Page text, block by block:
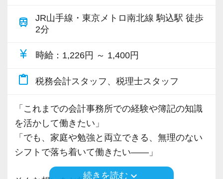
そのような方とお会いできることを楽しみにし
ています。
共に長く、お客様と組織を支えていける方のご
https://na-tax.jp/recruit/
う意欲のある方には、経験豊富な先輩や代表が
段階を踏んで丁寧にノウハウを伝承していきま
すので、安心してステップアップしていけま
ヤル気」を最優先する採用です
私たちが採用において何よりも大切にしている
のは、現在のスキルや過去の経験年数ではあり
ません。
お客様に対して、そして一緒に働く仲間に対し
「質問しづらくて一人で悩む」というストレス
とは無縁の職場です。
―――【2】 残業月10h程度＆時差出勤！ワーク
ライフバランスを最優先できる仕組み
税理士業界は「残業が多くて当たり前」と思わ
れがちですが、当事務所の月平均残業時間は
【10時間程度】と、業界内でもトップクラスに
少なめです。
業務の効率化とチームでの相互フォローが徹底
するスタッフがほとんどです。
train
JR山手線・東京メトロ南北線 駒込駅 徒歩
2分
currency_yen 時給 ：1,226円 ～ 1,400円
content_paste 税務会計スタッフ、税理士スタッフ
「これまでの会計事務所での経験や簿記の知識
を活かして働きたい」
「でも、家庭や勉強と両立できる、無理のない
シフトで落ち着いて働きたい――」
続きを読む keyboard_arrow_down